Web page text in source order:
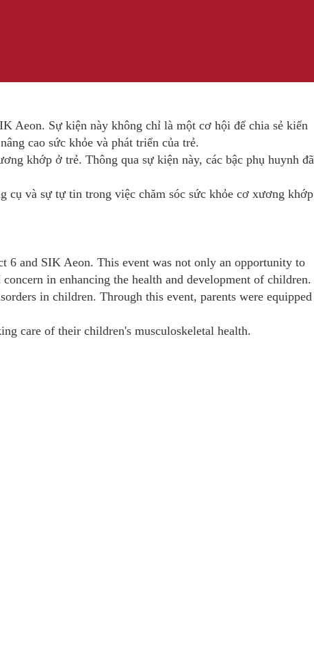
Aeon. Sự kiện này không chỉ là một cơ hội để chia sẻ kiến
cao sức khỏe và phát triển của trẻ.
khớp ở trẻ. Thông qua sự kiện này, các bậc phụ huynh đã
cụ và sự tự tin trong việc chăm sóc sức khỏe cơ xương khớp
6 and SIK Aeon. This event was not only an opportunity to
in enhancing the health and development of children.
in children. Through this event, parents were equipped
care of their children's musculoskeletal health.